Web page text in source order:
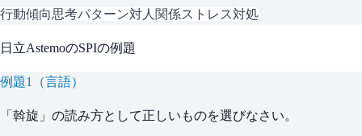
行動傾向思考パターン対人関係ストレス対処
日立AstemoのSPIの例題
例題1 （言語）
「斡旋」の読み方として正しいものを選びなさい。